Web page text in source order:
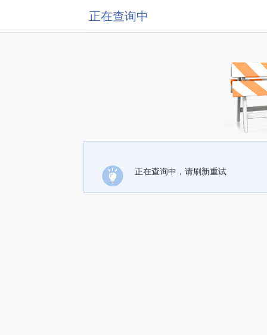
正在查询中
正在查询中，请刷新重试